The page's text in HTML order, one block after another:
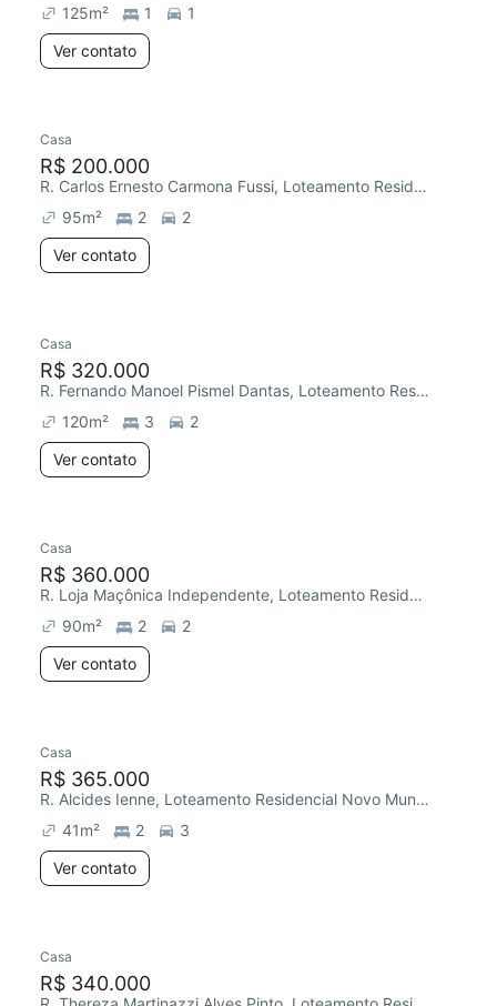
125m² 1
1
Ver contato
Casa
R$ 200.000
R. Carlos Ernesto Carmona Fussi, Loteamento Residencial Novo Mundo
95m² 2
2
Ver contato
Casa
R$ 320.000
R. Fernando Manoel Pismel Dantas, Loteamento Residencial Novo Mundo
120m² 3
2
Ver contato
Chegou este mês
Casa
R$ 360.000
R. Loja Maçônica Independente, Loteamento Residencial Novo Mundo
90m² 2
2
Ver contato
Casa
R$ 365.000
R. Alcides Ienne, Loteamento Residencial Novo Mundo
41m² 2
3
Ver contato
Casa
R$ 340.000